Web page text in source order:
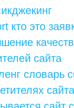
кто это
сайта
словарь
сайта